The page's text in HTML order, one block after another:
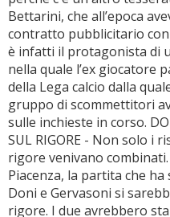
Bettarini, che all’epoca
contratto pubblicitario
è infatti il protagonista di
nella quale l’ex giocatore
della Lega calcio dalla
gruppo di scommettitori
sulle inchieste in corso.
SUL RIGORE - Non solo i
rigore venivano
Piacenza, la partita che
Doni e Gervasoni si
rigore. I due avrebbero